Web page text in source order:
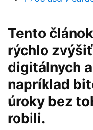
Tento
rýchlo
digitálnych
napríklad
úroky bez
robili.